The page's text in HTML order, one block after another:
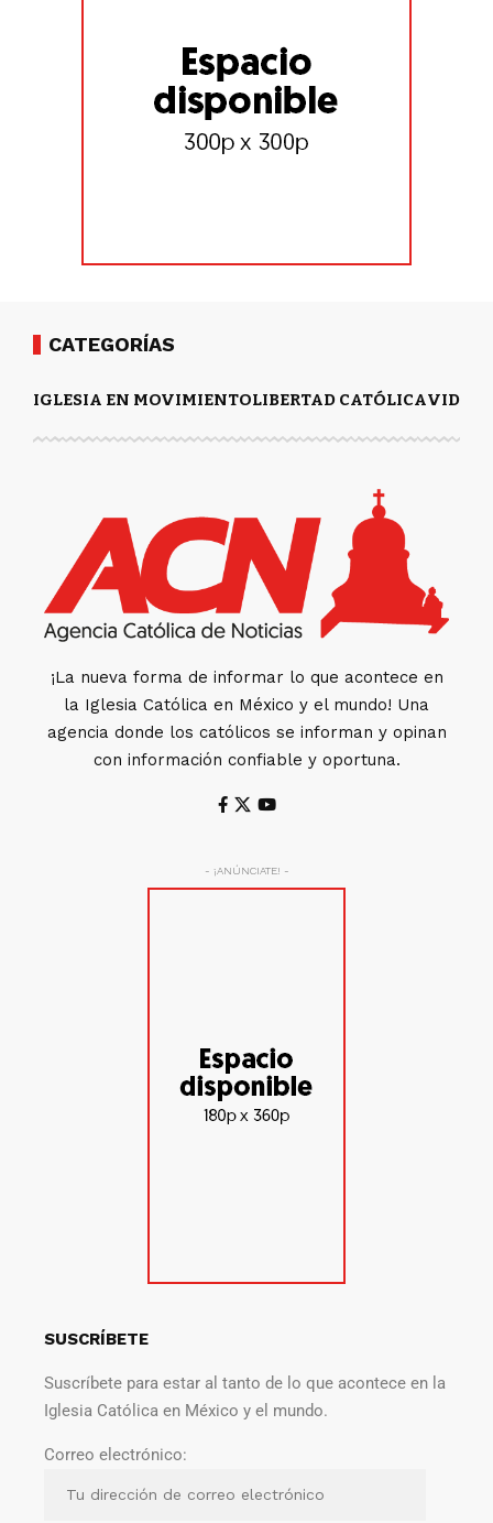
CATEGORÍAS
IGLESIA EN MOVIMIENTOLIBERTAD CATÓLICAVIDA
¡La nueva forma de informar lo que acontece en
la Iglesia Católica en México y el mundo! Una
agencia donde los católicos se informan y opinan
con información confiable y oportuna.
- ¡ANÚNCIATE! -
SUSCRÍBETE
Suscríbete para estar al tanto de lo que acontece en la
Iglesia Católica en México y el mundo.
Correo electrónico: